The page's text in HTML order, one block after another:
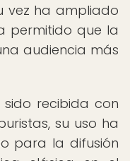
vez ha ampliado
permitido que la
audiencia más
recibida con
su uso ha
para la difusión